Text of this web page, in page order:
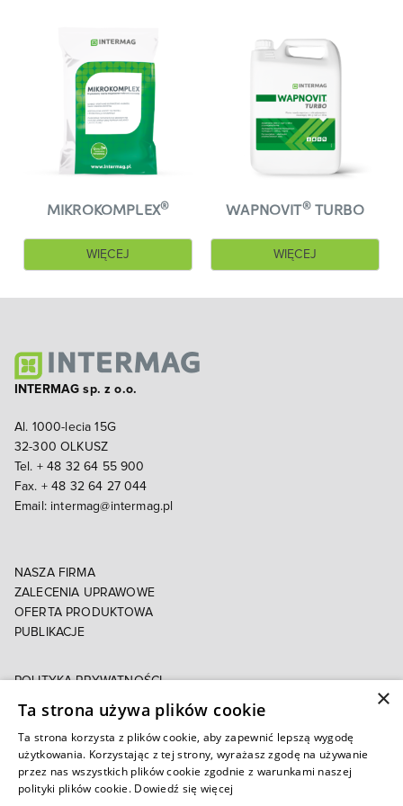
MIKROKOMPLEX®
WIĘCEJ
WAPNOVIT®TURBO
WIĘCEJ
INTERMAG sp. z o.o.
Al. 1000-lecia 15G
32-300 OLKUSZ
Tel. + 48 32 64 55 900
Fax. + 48 32 64 27 044
Email: intermag@intermag.pl
NASZA FIRMA
ZALECENIA UPRAWOWE
OFERTA PRODUKTOWA
PUBLIKACJE
POLITYKA PRYWATNOŚCI
Autoryzowany e-sklep
×
Ta strona używa plików cookie
Ta strona korzysta z plików cookie, aby zapewnić lepszą wygodę
użytkowania. Korzystając z tej strony, wyrażasz zgodę na używanie
przez nas wszystkich plików cookie zgodnie z warunkami naszej
polityki plików cookie. Dowiedź się więcej